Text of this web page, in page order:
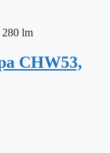
CHW53,